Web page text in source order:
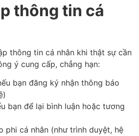
thông tin cá
thông tin cá nhân khi thật sự cần
ý cung cấp, chẳng hạn:
bạn đăng ký nhận thông báo
bạn để lại bình luận hoặc tương
phi cá nhân (như trình duyệt, hệ